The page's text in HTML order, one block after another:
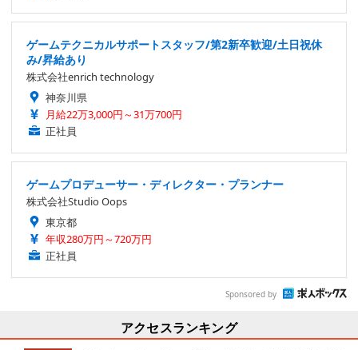
ゲームテクニカルサポートスタッフ/第2新卒歓迎/土日祝休
み/昇給あり
株式会社enrich technology
神奈川県
月給22万3,000円～31万700円
正社員
ゲームプロデューサー・ディレクター・プランナー
株式会社Studio Oops
東京都
年収280万円～720万円
正社員
Sponsored by
アクセスランキング